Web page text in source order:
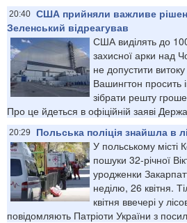
20:40 США прийняли важливе
Зеленський відреагував
США виділять до
захисної арки над
не допустити
Вашингтон просить
зібрати решту
Про це йдеться в офіційній заяві
20:29
Польська поліція знайшла в
У польському місті
пошуки 32-річної
уродженки
неділю, 26 квітня.
квітня ввечері у
повідомляють Патріоти України з